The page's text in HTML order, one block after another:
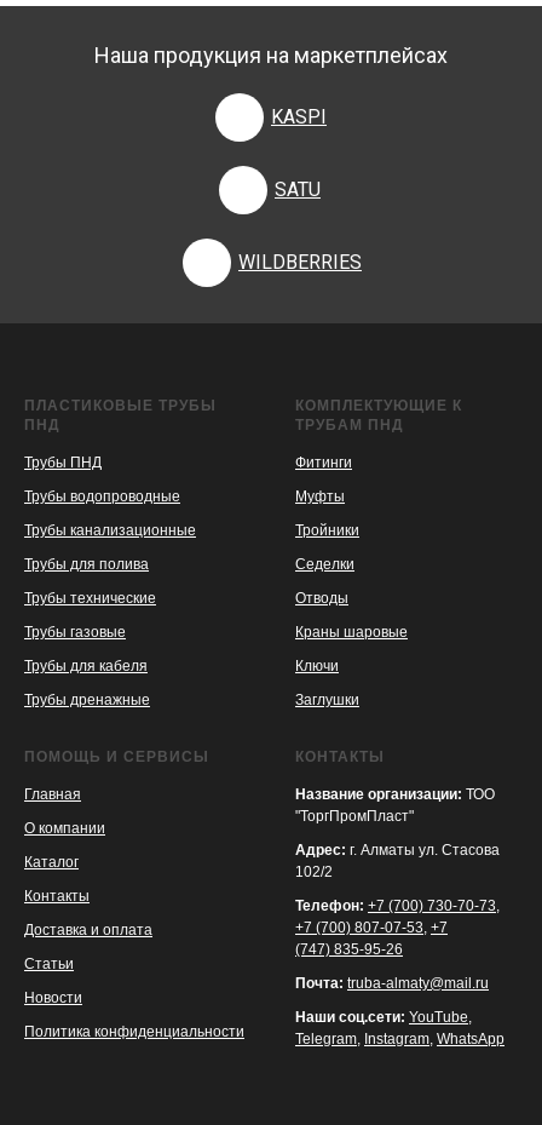
Наша продукция на маркетплейсах
KASPI
KASPI
SATU
SATU
WILDBERRIES
WILDBERRIES
ПЛАСТИКОВЫЕ ТРУБЫ
ПНД
Трубы ПНД
Трубы водопроводные
Трубы канализационные
Трубы для полива
Трубы технические
Трубы газовые
Трубы для кабеля
Трубы дренажные
КОМПЛЕКТУЮЩИЕ К
ТРУБАМ ПНД
Фитинги
Муфты
Тройники
Седелки
Отводы
Краны шаровые
Ключи
Заглушки
ПОМОЩЬ И СЕРВИСЫ
Главная
О компании
Каталог
Контакты
Доставка и оплата
Статьи
Новости
Политика конфиденциальности
КОНТАКТЫ
Название организации: ТОО
"ТоргПромПласт"
Адрес: г. Алматы ул. Стасова
102/2
Телефон: +7 (700) 730-70-73,
+7 (700) 807-07-53, +7
(747) 835-95-26
Почта: truba-almaty@mail.ru
Наши соц.сети: YouTube,
Telegram, Instagram, WhatsApp